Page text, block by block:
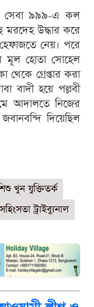
সেবা ৯৯৯-এ কল
মরদেহ উদ্ধার করে
নেয়। পরে
মূল হোতা সোহেল
থেকে গ্রেপ্তার করা
বাদী হয়ে পল্লবী
আদালতে নিজের
দিয়েছিল
খুন যুক্তিতর্ক
ট্রাইব্যুনাল